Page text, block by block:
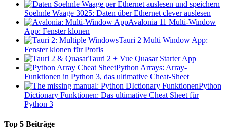
Soehnle Waage 3025: Daten über Ethernet clever auslesen
Avalonia 11 Multi-Window
App: Fenster klonen
Tauri 2 Multi Window App:
Fenster klonen für Profis
Tauri 2 + Vue Quasar Starter App
Python Arrays: Array-
Funktionen in Python 3, das ultimative Cheat-Sheet
Python
Dictionary Funktionen: Das ultimative Cheat Sheet für
Python 3
Top 5 Beiträge